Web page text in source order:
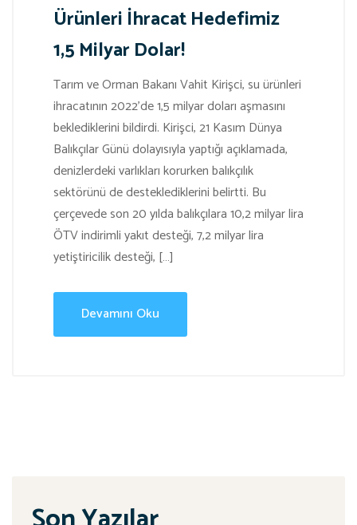
Ürünleri İhracat Hedefimiz
1,5 Milyar Dolar!
Tarım ve Orman Bakanı Vahit Kirişci, su ürünleri
ihracatının 2022’de 1,5 milyar doları aşmasını
beklediklerini bildirdi. Kirişci, 21 Kasım Dünya
Balıkçılar Günü dolayısıyla yaptığı açıklamada,
denizlerdeki varlıkları korurken balıkçılık
sektörünü de desteklediklerini belirtti. Bu
çerçevede son 20 yılda balıkçılara 10,2 milyar lira
ÖTV indirimli yakıt desteği, 7,2 milyar lira
yetiştiricilik desteği, […]
Devamını Oku